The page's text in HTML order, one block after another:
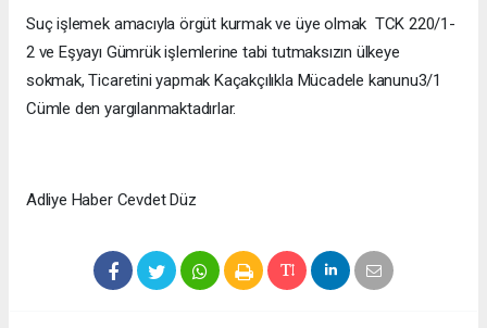
Suç işlemek amacıyla örgüt kurmak ve üye olmak TCK 220/1-
2 ve Eşyayı Gümrük işlemlerine tabi tutmaksızın ülkeye
sokmak, Ticaretini yapmak Kaçakçılıkla Mücadele kanunu3/1
Cümle den yargılanmaktadırlar.
Adliye Haber Cevdet Düz